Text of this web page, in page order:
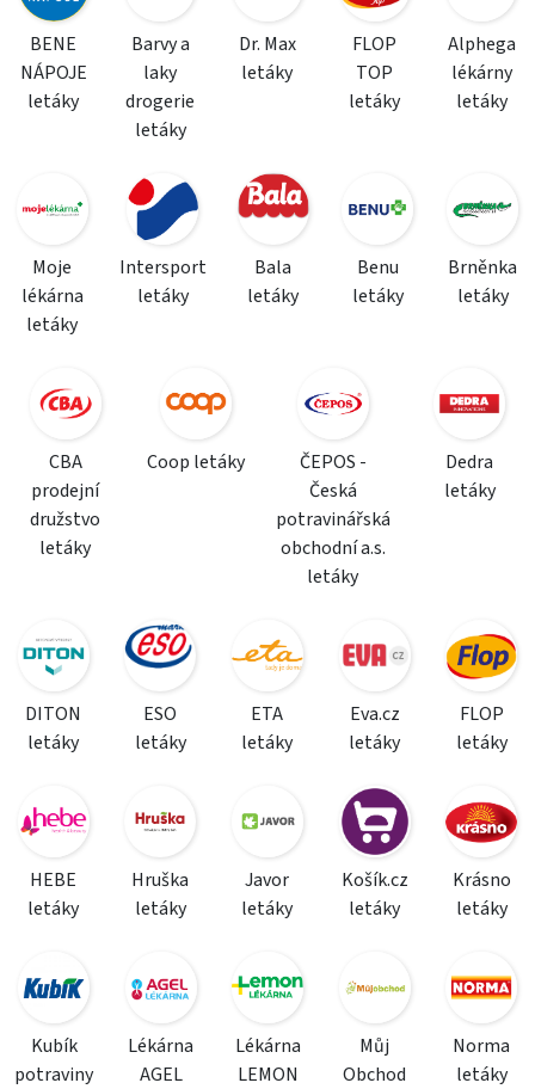
BENE
NÁPOJE
letáky
Barvy a
laky
drogerie
letáky
Dr. Max
letáky
FLOP
TOP
letáky
Alphega
lékárny
letáky
Moje
lékárna
letáky
Intersport
letáky
Bala
letáky
Benu
letáky
Brněnka
letáky
CBA
prodejní
družstvo
letáky
Coop letáky
ČEPOS -
Česká
potravinářská
obchodní a.s.
letáky
Dedra
letáky
DITON
letáky
ESO
letáky
ETA
letáky
Eva.cz
letáky
FLOP
letáky
HEBE
letáky
Hruška
letáky
Javor
letáky
Košík.cz
letáky
Krásno
letáky
Kubík
potraviny
Lékárna
AGEL
Lékárna
LEMON
Můj
Obchod
Norma
letáky